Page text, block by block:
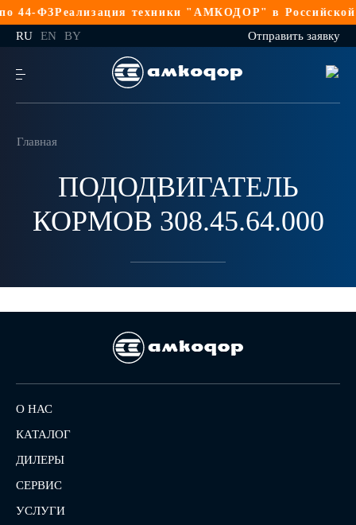
44-ФЗРеализация техники "АМКОДОР" в Российской
RU EN BY Отправить заявку
Главная
ПОДОДВИГАТЕЛЬ
КОРМОВ 308.45.64.000
О НАС
КАТАЛОГ
ДИЛЕРЫ
СЕРВИС
УСЛУГИ